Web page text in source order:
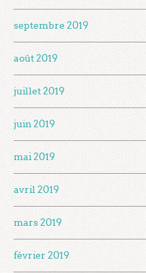
septembre 2019
août 2019
juillet 2019
juin 2019
mai 2019
avril 2019
mars 2019
février 2019